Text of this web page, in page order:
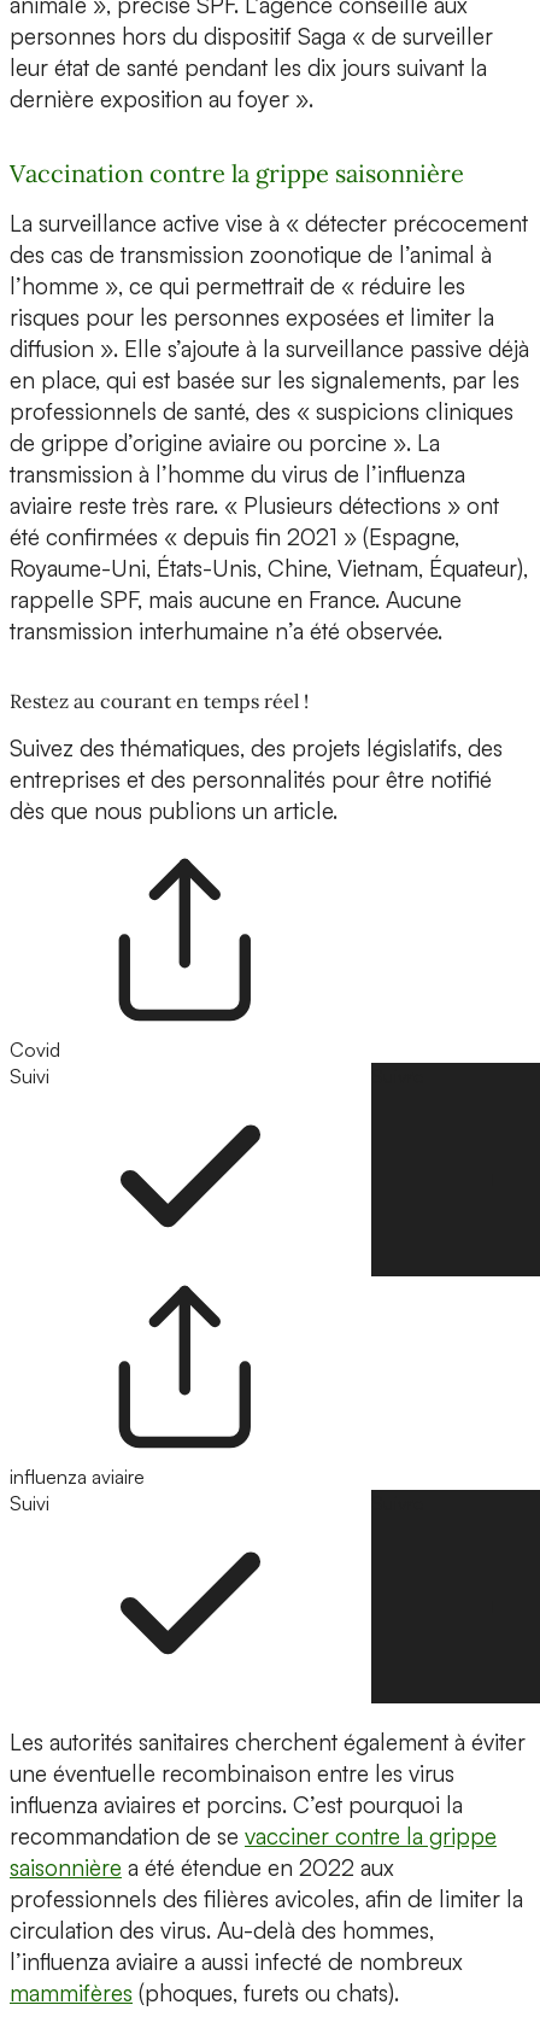
personnes hors du dispositif Saga « de surveiller
leur état de santé pendant les dix jours suivant la
dernière exposition au foyer ».
Vaccination contre la grippe saisonnière
La surveillance active vise à « détecter précocement
des cas de transmission zoonotique de l’animal à
l’homme », ce qui permettrait de « réduire les
risques pour les personnes exposées et limiter la
diffusion ». Elle s’ajoute à la surveillance passive déjà
en place, qui est basée sur les signalements, par les
professionnels de santé, des « suspicions cliniques
de grippe d’origine aviaire ou porcine ». La
transmission à l’homme du virus de l’influenza
aviaire reste très rare. « Plusieurs détections » ont
été confirmées « depuis fin 2021 » (Espagne,
Royaume-Uni, États-Unis, Chine, Vietnam, Équateur),
rappelle SPF, mais aucune en France. Aucune
transmission interhumaine n’a été observée.
Restez au courant en temps réel !
Suivez des thématiques, des projets législatifs, des
entreprises et des personnalités pour être notifié
dès que nous publions un article.
Covid
Suivi
influenza aviaire
Suivi
Les autorités sanitaires cherchent également à éviter
une éventuelle recombinaison entre les virus
influenza aviaires et porcins. C’est pourquoi la
recommandation de se vacciner contre la grippe
saisonnière a été étendue en 2022 aux
professionnels des filières avicoles, afin de limiter la
circulation des virus. Au-delà des hommes,
l’influenza aviaire a aussi infecté de nombreux
mammifères (phoques, furets ou chats).